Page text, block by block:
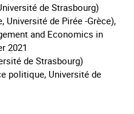
de Strasbourg)
de Pirée -Grèce),
and Economics in
2021
de Strasbourg)
politique, Université de